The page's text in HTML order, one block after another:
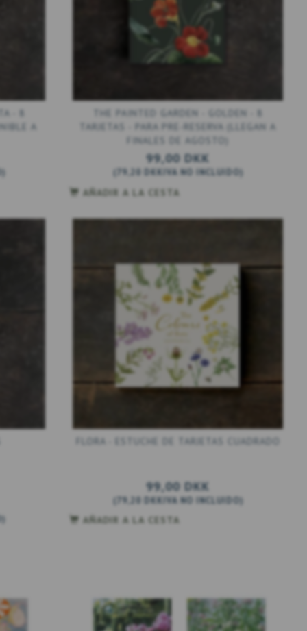
- 8
A
)
THE PAINTED GARDEN - GOLDEN - 8
TARJETAS - PARA PRE-RESERVA (LLEGAN A
FINALES DE AGOSTO)
99,00 DKK
79,20 DKK IVA NO INCLUIDO)
AÑADIR A LA CESTA
)
FLORA - ESTUCHE DE TARJETAS CUADRADO
99,00 DKK
79,20 DKK IVA NO INCLUIDO)
AÑADIR A LA CESTA